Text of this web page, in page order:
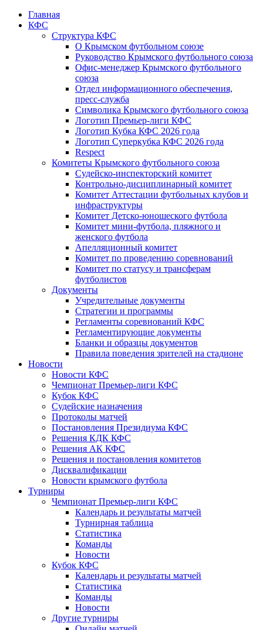
Главная
КФС
Структура КФС
О Крымском футбольном союзе
Руководство Крымского футбольного союза
Офис-менеджер Крымского футбольного
союза
Отдел информационного обеспечения,
пресс-служба
Символика Крымского футбольного союза
Логотип Премьер-лиги КФС
Логотип Кубка КФС 2026 года
Логотип Суперкубка КФС 2026 года
Respect
Комитеты Крымского футбольного союза
Судейско-инспекторский комитет
Контрольно-дисциплинарный комитет
Комитет Аттестации футбольных клубов и
инфраструктуры
Комитет Детско-юношеского футбола
Комитет мини-футбола, пляжного и
женского футбола
Апелляционный комитет
Комитет по проведению соревнований
Комитет по статусу и трансферам
футболистов
Документы
Учредительные документы
Стратегии и программы
Регламенты соревнований КФС
Регламентирующие документы
Бланки и образцы документов
Правила поведения зрителей на стадионе
Новости
Новости КФС
Чемпионат Премьер-лиги КФС
Кубок КФС
Судейские назначения
Протоколы матчей
Постановления Президиума КФС
Решения КДК КФС
Решения АК КФС
Решения и постановления комитетов
Дисквалификации
Новости крымского футбола
Турниры
Чемпионат Премьер-лиги КФС
Календарь и результаты матчей
Турнирная таблица
Статистика
Команды
Новости
Кубок КФС
Календарь и результаты матчей
Статистика
Команды
Новости
Другие турниры